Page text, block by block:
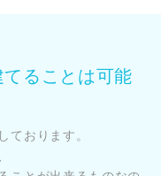
ることは可能
ております。